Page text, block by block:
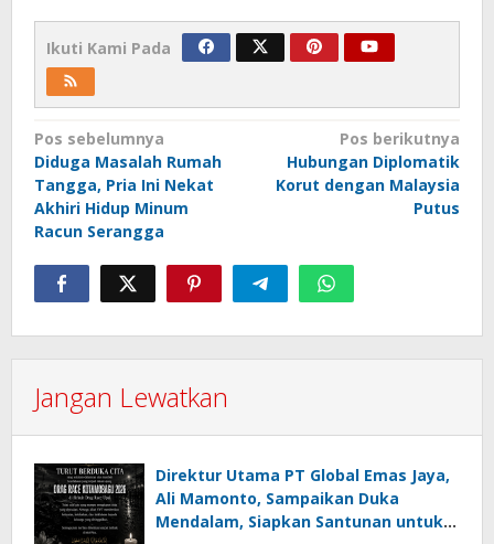
Ikuti Kami Pada
Navigasi
pos
Pos sebelumnya
Diduga Masalah Rumah
Tangga, Pria Ini Nekat
Akhiri Hidup Minum
Racun Serangga
Pos berikutnya
Hubungan Diplomatik
Korut dengan Malaysia
Putus
Jangan Lewatkan
Direktur Utama PT Global Emas Jaya,
Ali Mamonto, Sampaikan Duka
Mendalam, Siapkan Santunan untuk